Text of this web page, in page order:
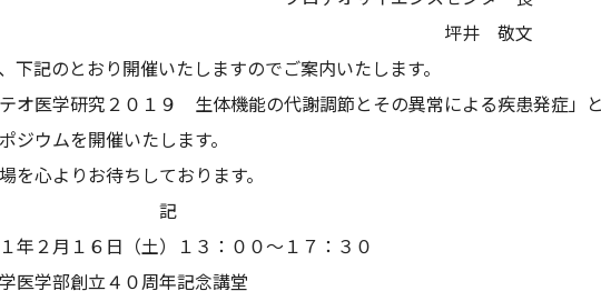
井 敬文
下記のとおり開催いたしますのでご案内いたします。
オ医学研究２０１９ 生体機能の代謝調節とその異常による疾患発症」
ジウムを開催いたします。
を心よりお待ちしております。
年２月１６日（土）１３：００～１７：３０
医学部創立４０周年記念講堂